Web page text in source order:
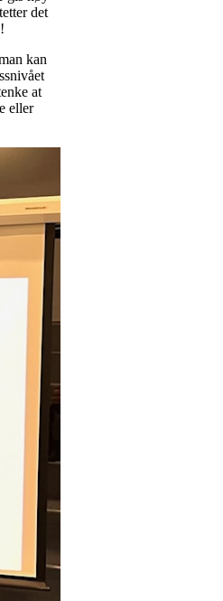
det
kan
at
eller